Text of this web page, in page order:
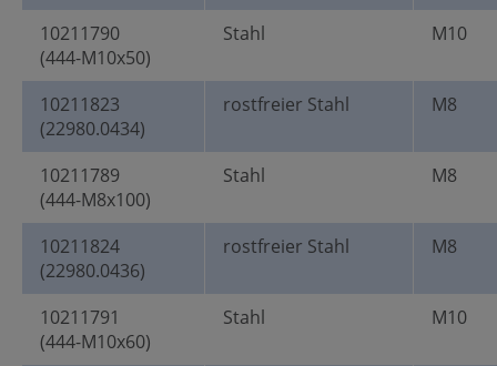
10211790
(444-M10x50)
Stahl M10
10211823
(22980.0434)
rostfreier Stahl M8
10211789
(444-M8x100)
Stahl M8
10211824
(22980.0436)
rostfreier Stahl M8
10211791
(444-M10x60)
Stahl M10